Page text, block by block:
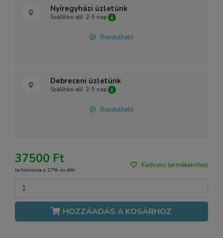
Nyíregyházi üzletünk
Szállítási idő: 2-5 nap
Rendelhető
Debreceni üzletünk
Szállítási idő: 2-5 nap
Rendelhető
37500 Ft
tartalmazza a 27%-os áfát
Kedvenc termékeimhez
HOZZÁADÁS A KOSÁRHOZ